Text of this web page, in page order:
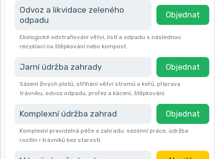
Odvoz a likvidace zeleného
odpadu
Objednat
Ekologické odstraňování větví, listí a odpadu s následnou
recyklací na štěpkování nebo kompost.
Jarní údržba zahrady Objednat
Sázení živých plotů, stříhání větví stromů a keřů, příprava
trávníku, odvoz odpadu, prořez a kácení, štěpkování.
Komplexní údržba zahrad Objednat
Komplexní pravidelná péče o zahradu: sezónní práce, údržba
rostlin i trávníků bez starostí.